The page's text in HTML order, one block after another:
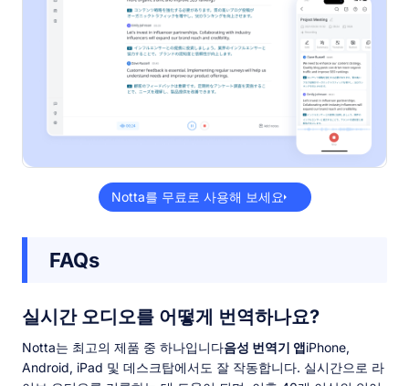
Notta를 무료로 사용해 보세요
FAQs
실시간 오디오를 어떻게 번역하나요?
Notta는 최고의 제품 중 하나입니다음성 번역기 앱iPhone,
Android, iPad 및 데스크탑에서도 잘 작동합니다. 실시간으로 라